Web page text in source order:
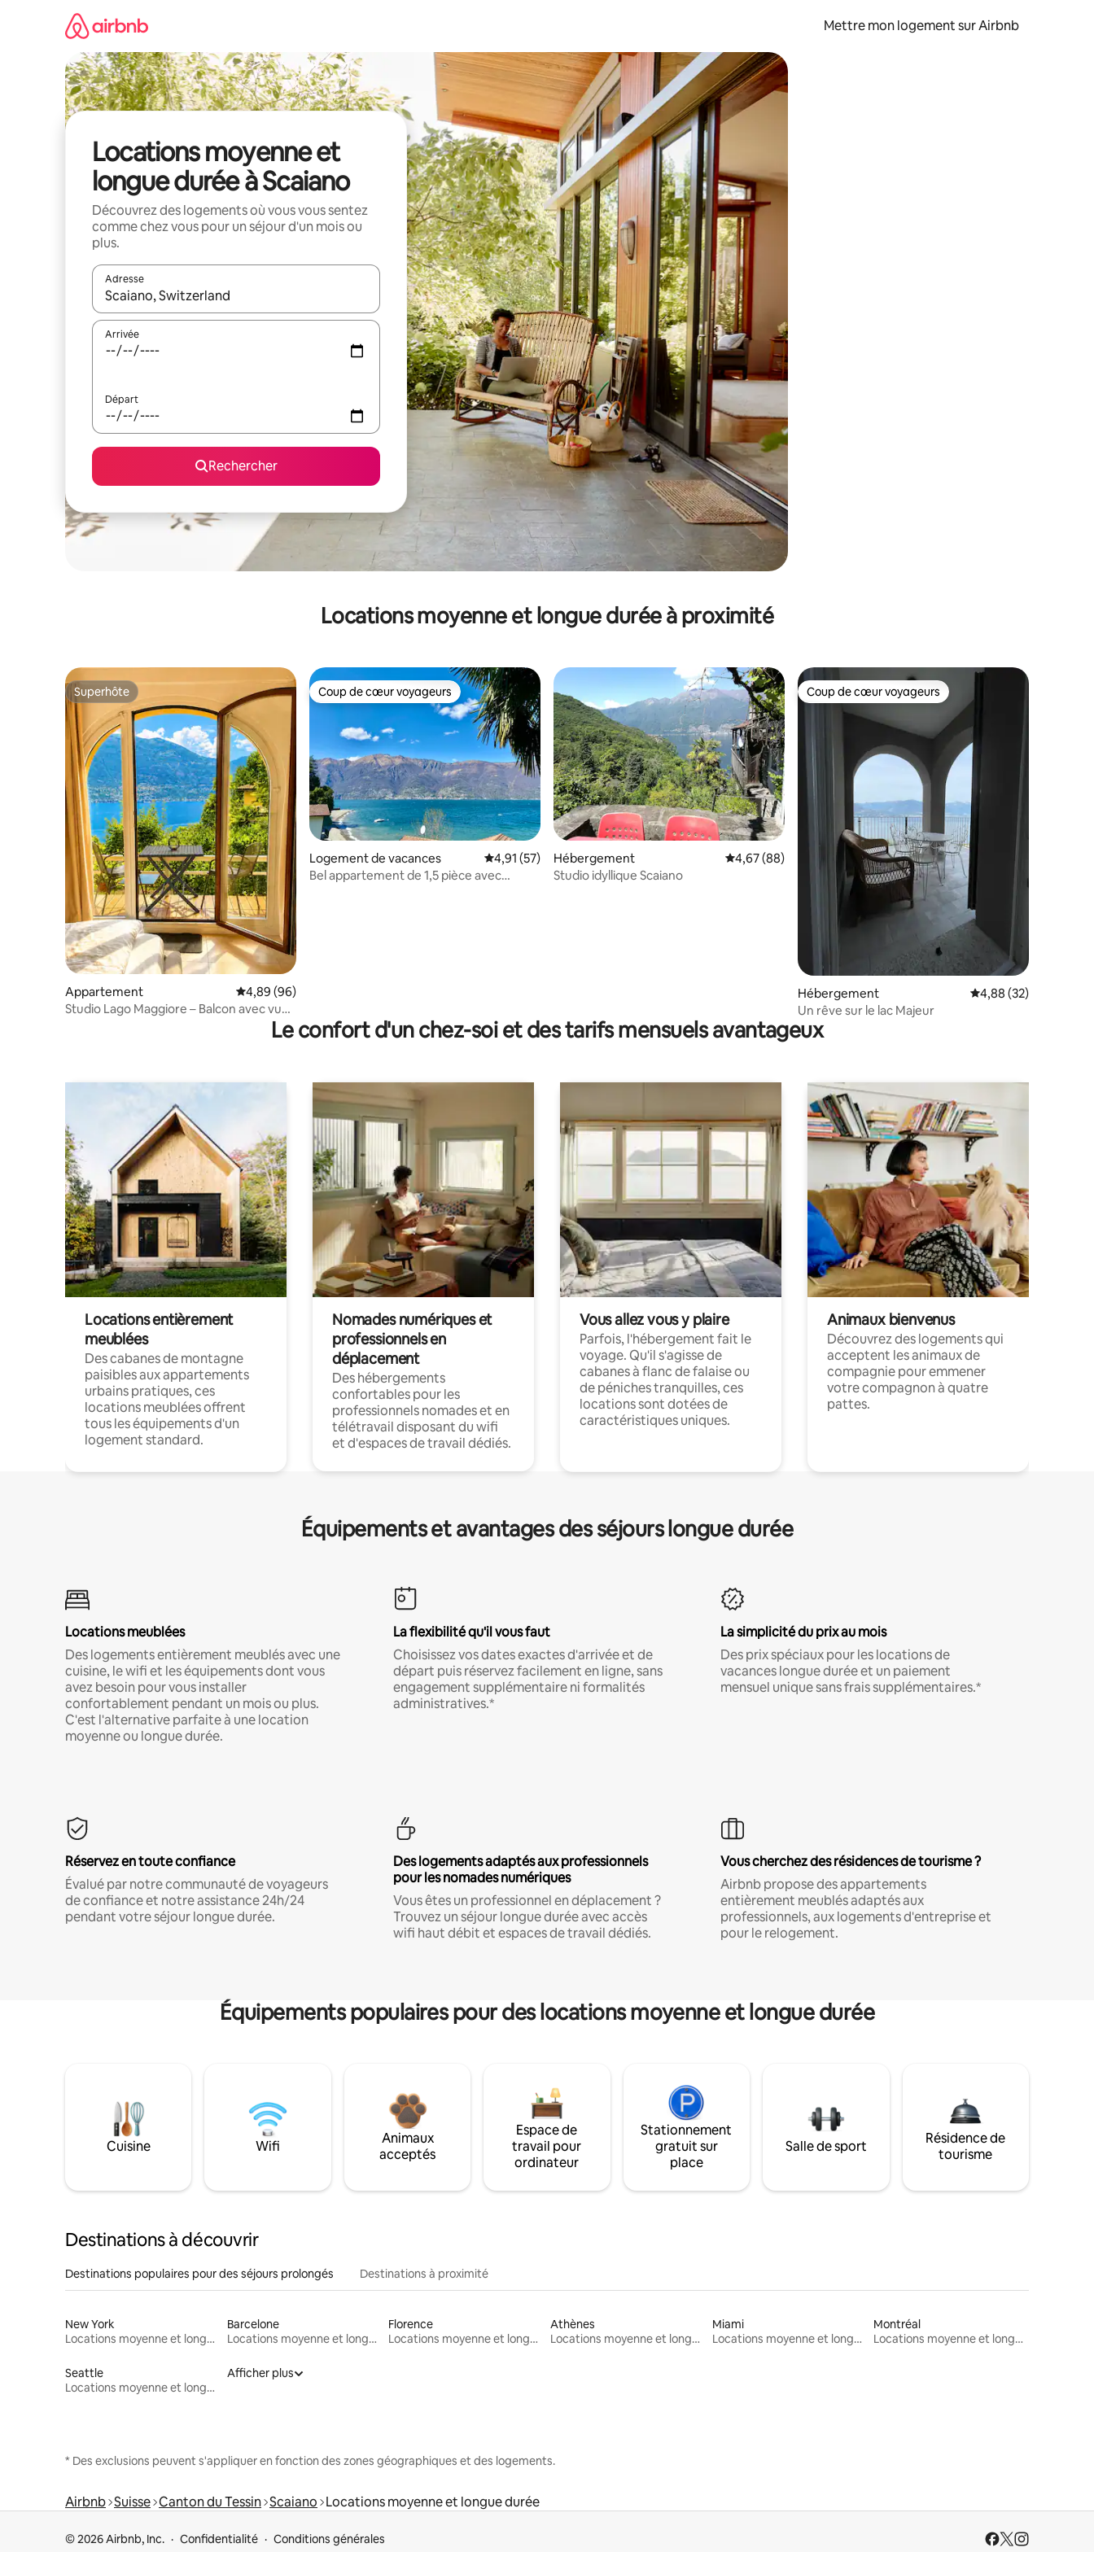
Mettre mon logement sur Airbnb
Locations moyenne et
longue durée à Scaiano
Découvrez des logements où vous vous sentez
comme chez vous pour un séjour d'un mois ou
plus.
Adresse
Lorsque les résultats s'affichent, utilisez les flèches vers le haut et vers le bas pour les parcourir ou en appuyant et en faisant glisser.
Arrivée
Départ
Rechercher
Locations moyenne et longue durée à proximité
Superhôte
Superhôte
Appartement Évaluation moyenne sur la base de 96 commentaires : 4,89 sur 5
4,89 (96)
Studio Lago Maggiore – Balcon avec vue
Coup de cœur voyageurs
Coup de cœur voyageurs
Logement de vacances Évaluation moyenne sur la base de 57 commentaires : 4,91 sur 5
4,91 (57)
Bel appartement de 1,5 pièce avec
Hébergement Évaluation moyenne sur la base de 88 commentaires : 4,67 sur 5
4,67 (88)
Studio idyllique Scaiano
Coup de cœur voyageurs
Coup de cœur voyageurs
Hébergement Évaluation moyenne
4,88 (32)
Un rêve sur le lac Majeur
Le confort d'un chez-soi et des tarifs mensuels avantageux
Locations entièrement
meublées
Des cabanes de montagne
paisibles aux appartements
urbains pratiques, ces
locations meublées offrent
tous les équipements d'un
logement standard.
Nomades numériques et
professionnels en
déplacement
Des hébergements
confortables pour les
professionnels nomades et en
télétravail disposant du wifi
et d'espaces de travail dédiés.
Vous allez vous y plaire
Parfois, l'hébergement fait le
voyage. Qu'il s'agisse de
cabanes à flanc de falaise ou
de péniches tranquilles, ces
locations sont dotées de
caractéristiques uniques.
Animaux bienvenus
Découvrez des logements qui
acceptent les animaux de
compagnie pour emmener
votre compagnon à quatre
pattes.
Équipements et avantages des séjours longue durée
Locations meublées
Des logements entièrement meublés avec une
cuisine, le wifi et les équipements dont vous
avez besoin pour vous installer
confortablement pendant un mois ou plus.
C'est l'alternative parfaite à une location
moyenne ou longue durée.
La flexibilité qu'il vous faut
Choisissez vos dates exactes d'arrivée et de
départ puis réservez facilement en ligne, sans
engagement supplémentaire ni formalités
administratives.*
La simplicité du prix au mois
Des prix spéciaux pour les locations de
vacances longue durée et un paiement
mensuel unique sans frais supplémentaires.*
Réservez en toute confiance
Évalué par notre communauté de voyageurs
de confiance et notre assistance 24h/24
pendant votre séjour longue durée.
Des logements adaptés aux professionnels
pour les nomades numériques
Vous êtes un professionnel en déplacement ?
Trouvez un séjour longue durée avec accès
wifi haut débit et espaces de travail dédiés.
Vous cherchez des résidences de tourisme ?
Airbnb propose des appartements
entièrement meublés adaptés aux
professionnels, aux logements d'entreprise et
pour le relogement.
Équipements populaires pour des locations moyenne et longue durée
Cuisine Wifi
Animaux
acceptés
Espace de
travail pour
ordinateur
Stationnement
gratuit sur
place
Salle de sport
Résidence de
tourisme
Destinations à découvrir
Destinations populaires pour des séjours prolongés Destinations à proximité
New York
Locations moyenne et longue durée
Barcelone
Locations moyenne et longue durée
Florence
Locations moyenne et longue durée
Athènes
Locations moyenne et longue durée
Miami
Locations moyenne et longue durée
Montréal
Locations moyenne et longue durée
Seattle
Locations moyenne et longue durée
Afficher plus
* Des exclusions peuvent s'appliquer en fonction des zones géographiques et des logements.
Airbnb Suisse Canton du Tessin Scaiano Locations moyenne et longue durée
© 2026 Airbnb, Inc. Confidentialité Conditions générales